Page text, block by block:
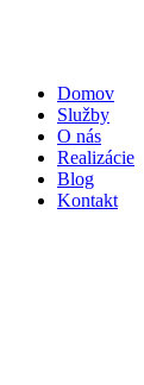
Domov
Služby
O nás
Realizácie
Blog
Kontakt